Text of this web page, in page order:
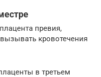
превия,
кровотечения
в третьем